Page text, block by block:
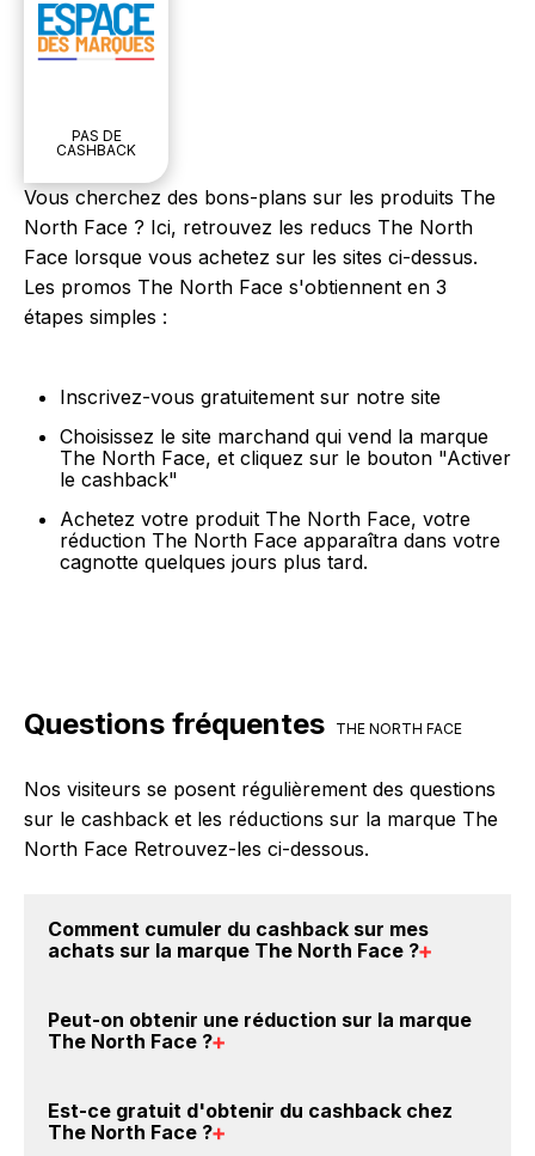
PAS DE
CASHBACK
Vous cherchez des bons-plans sur les produits The
North Face ? Ici, retrouvez les reducs The North
Face lorsque vous achetez sur les sites ci-dessus.
Les promos The North Face s'obtiennent en 3
étapes simples :
Inscrivez-vous gratuitement sur notre site
Choisissez le site marchand qui vend la marque
The North Face, et cliquez sur le bouton "Activer
le cashback"
Achetez votre produit The North Face, votre
réduction The North Face apparaîtra dans votre
cagnotte quelques jours plus tard.
Questions fréquentes THE NORTH FACE
Nos visiteurs se posent régulièrement des questions
sur le cashback et les réductions sur la marque The
North Face Retrouvez-les ci-dessous.
Comment cumuler du cashback sur mes
achats sur la marque The North Face ?
North Face : Créez votre compte sur BackBackBack
dans votre cagnotte au plus tard 48h après votre
Peut-on obtenir une réduction sur la marque
The North Face ?
crédités sur votre cagnotte BackBackBack lorsque
Est-ce gratuit d'obtenir du cashback chez
The North Face ?